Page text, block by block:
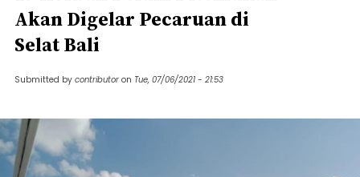
Akan Digelar Pecaruan di
Selat Bali
Submitted by contributor on Tue, 07/06/2021 - 21:53